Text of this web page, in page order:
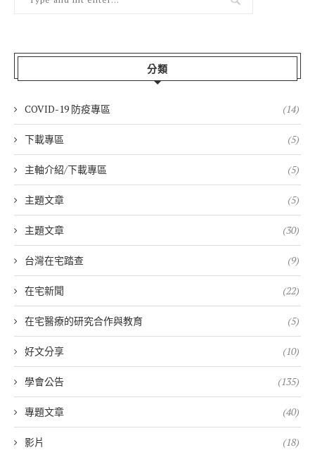
分類
COVID-19 防疫專區 (14)
下載專區 (5)
主軸介紹/下載專區 (5)
主題文章 (5)
主題文章 (30)
台灣在宅踏查 (9)
在宅新聞 (22)
在宅醫療的研究合作與教育 (5)
好文分享 (10)
學會公告 (135)
專題文章 (40)
影片 (18)